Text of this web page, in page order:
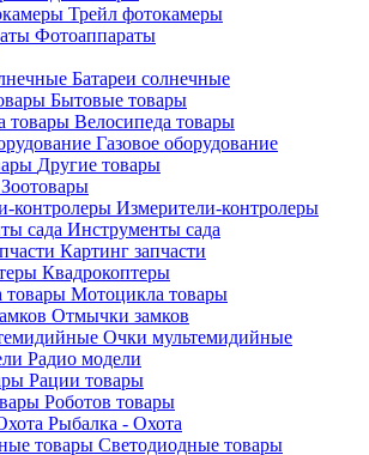
Трейл фотокамеры
Фотоаппараты
Батареи солнечные
Бытовые товары
Велосипеда товары
Газовое оборудование
Другие товары
Зоотовары
Измерители-контролеры
Инструменты сада
Картинг запчасти
Квадрокоптеры
Мотоцикла товары
Отмычки замков
Очки мультемидийные
Радио модели
Рации товары
Роботов товары
Рыбалка - Охота
Светодиодные товары